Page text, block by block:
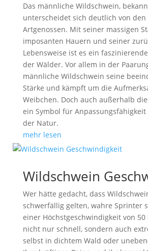
Das männliche Wildschwein,
unterscheidet sich deutlich von
Artgenossen. Mit seiner massigen
imposanten Hauern und seiner
Lebensweise ist es ein
der Wälder. Vor allem in der
männliche Wildschwein seine
Stärke und kämpft um die
Weibchen. Doch auch außerhalb
ein Symbol für
der Natur.
mehr lesen
Wildschwein
Wer hätte gedacht, dass
schwerfällig gelten, wahre Sprinter
einer Höchstgeschwindigkeit von
nicht nur schnell, sondern auch
selbst in dichtem Wald oder